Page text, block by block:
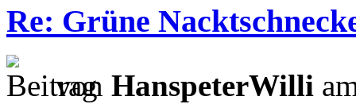
Re: Grüne
von HanspeterWilli